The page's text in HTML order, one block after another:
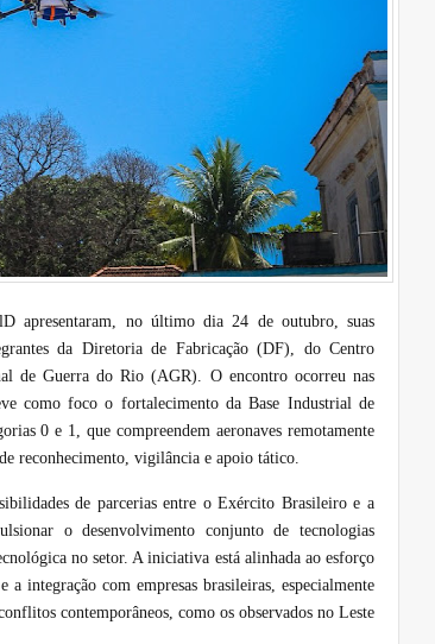
apresentaram, no último dia 24 de outubro, suas
da Diretoria de Fabricação (DF), do Centro
de Guerra do Rio (AGR). O encontro ocorreu nas
como foco o fortalecimento da Base Industrial de
0 e 1, que compreendem aeronaves remotamente
reconhecimento, vigilância e apoio tático.
de parcerias entre o Exército Brasileiro e a
o desenvolvimento conjunto de tecnologias
no setor. A iniciativa está alinhada ao esforço
integração com empresas brasileiras, especialmente
contemporâneos, como os observados no Leste